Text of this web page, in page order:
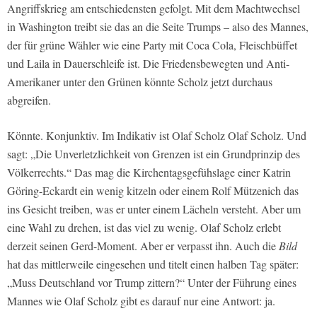
Angriffskrieg am entschiedensten gefolgt. Mit dem Machtwechsel
in Washington treibt sie das an die Seite Trumps – also des Mannes,
der für grüne Wähler wie eine Party mit Coca Cola, Fleischbüffet
und Laila in Dauerschleife ist. Die Friedensbewegten und Anti-
Amerikaner unter den Grünen könnte Scholz jetzt durchaus
abgreifen.
Könnte. Konjunktiv. Im Indikativ ist Olaf Scholz Olaf Scholz. Und
sagt: „Die Unverletzlichkeit von Grenzen ist ein Grundprinzip des
Völkerrechts.“ Das mag die Kirchentagsgefühslage einer Katrin
Göring-Eckardt ein wenig kitzeln oder einem Rolf Mützenich das
ins Gesicht treiben, was er unter einem Lächeln versteht. Aber um
eine Wahl zu drehen, ist das viel zu wenig. Olaf Scholz erlebt
derzeit seinen Gerd-Moment. Aber er verpasst ihn. Auch dieBild
hat das mittlerweile eingesehen und titelt einen halben Tag später:
„Muss Deutschland vor Trump zittern?“ Unter der Führung eines
Mannes wie Olaf Scholz gibt es darauf nur eine Antwort: ja.